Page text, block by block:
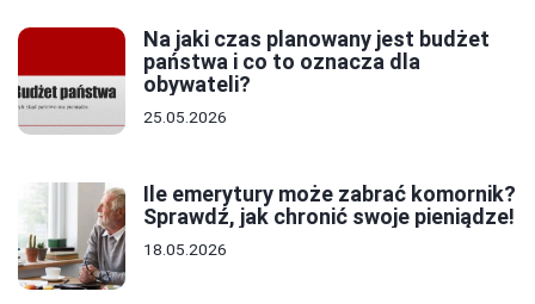
Na jaki czas planowany jest budżet
państwa i co to oznacza dla
obywateli?
25.05.2026
Ile emerytury może zabrać komornik?
Sprawdź, jak chronić swoje pieniądze!
18.05.2026